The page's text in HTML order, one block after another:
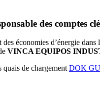
des comptes
économies d’énergie
VINCA EQUIPOS
de chargement DOK